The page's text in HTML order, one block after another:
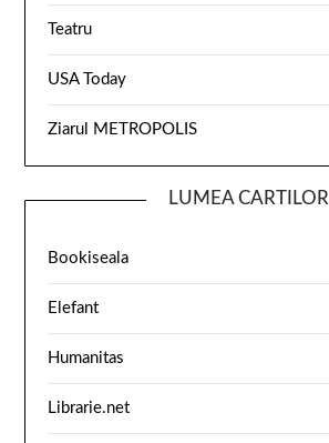
Teatru
USA Today
Ziarul METROPOLIS
LUMEA CARTILOR
Bookiseala
Elefant
Humanitas
Librarie.net